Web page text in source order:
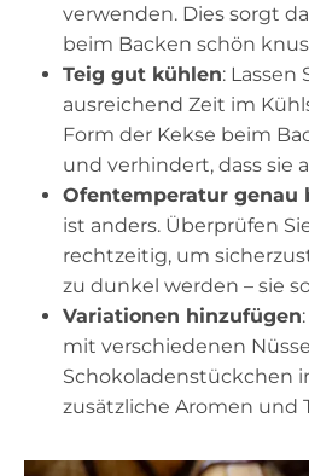
verwenden. Dies sorgt
beim Backen schön
Teig gut kühlen: Lassen
ausreichend Zeit im
Form der Kekse beim
und verhindert, dass sie
Ofentemperatur genau
ist anders. Überprüfen
rechtzeitig, um
zu dunkel werden – sie
Variationen hinzufügen
mit verschiedenen
Schokoladenstückchen
zusätzliche Aromen und